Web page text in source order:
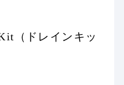
（ドレインキッ